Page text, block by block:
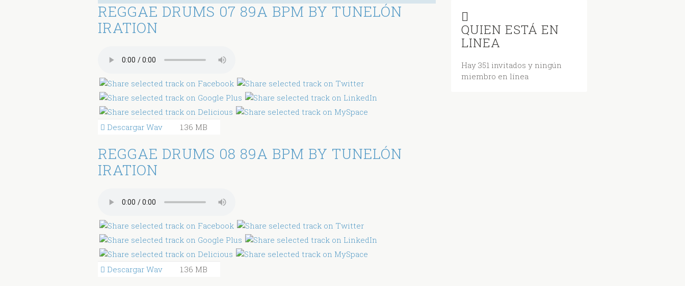
REGGAE DRUMS 07 89A BPM BY TUNELÓN
IRATION
Descargar Wav 1.36 MB
REGGAE DRUMS 08 89A BPM BY TUNELÓN
IRATION
Descargar Wav 1.36 MB
QUIEN ESTÁ EN
LINEA
Hay 351 invitados y ningún
miembro en línea